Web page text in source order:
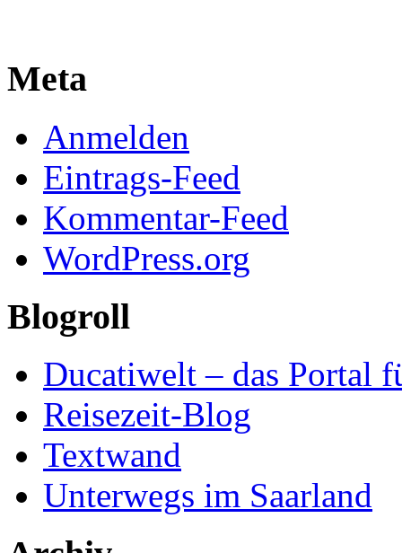
Meta
Anmelden
Eintrags-Feed
Kommentar-Feed
WordPress.org
Blogroll
Ducatiwelt – das Portal
Reisezeit-Blog
Textwand
Unterwegs im Saarland